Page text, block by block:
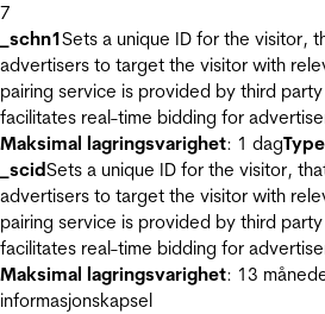
7
_schn1Sets a unique ID for the visitor,
advertisers to target the visitor with
pairing service is provided by third
facilitates real-time bidding for
Maksimal lagringsvarighet: 1 dagType
_scidSets a unique ID for the visitor,
advertisers to target the visitor with
pairing service is provided by third
facilitates real-time bidding for
Maksimal lagringsvarighet: 13
informasjonskapsel